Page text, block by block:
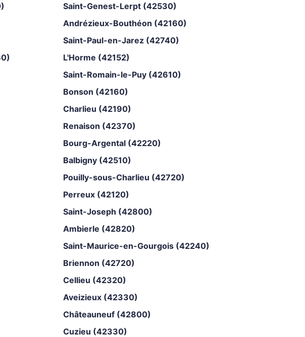
Saint-Genest-Lerpt (42530)
Andrézieux-Bouthéon (42160)
Saint-Paul-en-Jarez (42740)
L'Horme (42152)
Saint-Romain-le-Puy (42610)
Bonson (42160)
Charlieu (42190)
Renaison (42370)
Bourg-Argental (42220)
Balbigny (42510)
Pouilly-sous-Charlieu (42720)
Perreux (42120)
Saint-Joseph (42800)
Ambierle (42820)
Saint-Maurice-en-Gourgois (42240)
Briennon (42720)
Cellieu (42320)
Aveizieux (42330)
Châteauneuf (42800)
Cuzieu (42330)